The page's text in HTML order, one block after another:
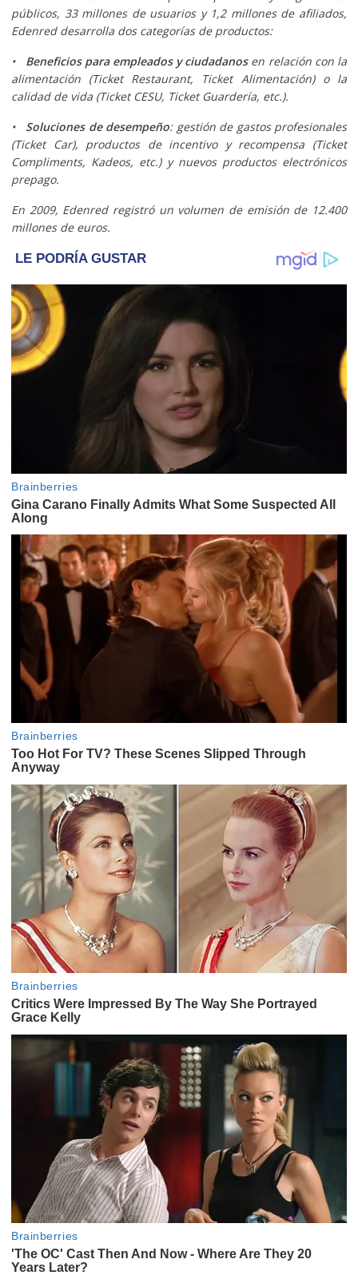
públicos, 33 millones de usuarios y 1,2 millones de afiliados,
Edenred desarrolla dos categorías de productos:
• Beneficios para empleados y ciudadanosen relación con la
alimentación (Ticket Restaurant, Ticket Alimentación) o la
calidad de vida (Ticket CESU, Ticket Guardería, etc.).
• Soluciones de desempeño: gestión de gastos profesionales
(Ticket Car), productos de incentivo y recompensa (Ticket
Compliments, Kadeos, etc.) y nuevos productos electrónicos
prepago.
En 2009, Edenred registró un volumen de emisión de 12.400
millones de euros.